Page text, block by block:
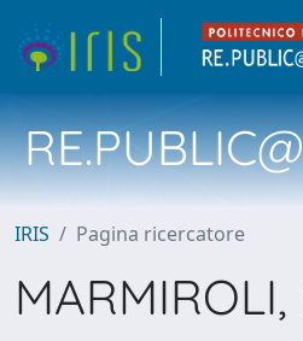
IRIS Pagina ricercatore